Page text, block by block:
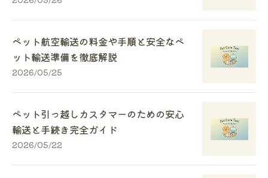
ペット航空輸送の料金や手順と安全なペ
ット輸送準備を徹底解説
2026/05/25
ペット引っ越しカスタマーのための安心
輸送と手続き完全ガイド
2026/05/22